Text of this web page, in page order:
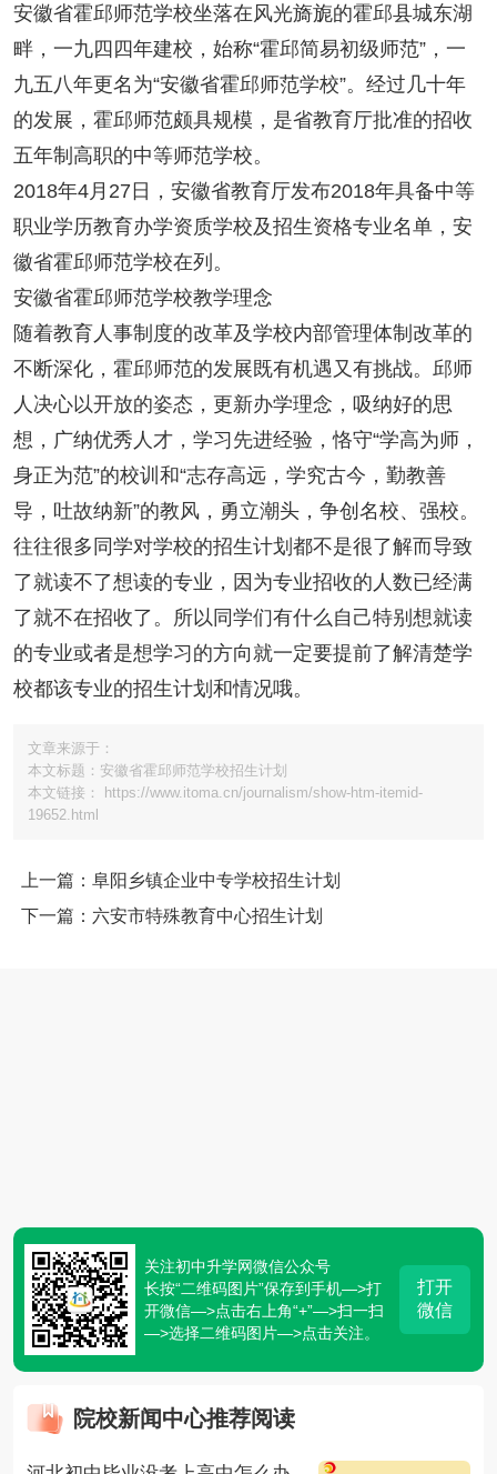
安徽省霍邱师范学校坐落在风光旖旎的霍邱县城东湖
畔，一九四四年建校，始称“霍邱简易初级师范”，一
九五八年更名为“安徽省霍邱师范学校”。经过几十年
的发展，霍邱师范颇具规模，是省教育厅批准的招收
五年制高职的中等师范学校。
2018年4月27日，安徽省教育厅发布2018年具备中等
职业学历教育办学资质学校及招生资格专业名单，安
徽省霍邱师范学校在列。
安徽省霍邱师范学校教学理念
随着教育人事制度的改革及学校内部管理体制改革的
不断深化，霍邱师范的发展既有机遇又有挑战。邱师
人决心以开放的姿态，更新办学理念，吸纳好的思
想，广纳优秀人才，学习先进经验，恪守“学高为师，
身正为范”的校训和“志存高远，学究古今，勤教善
导，吐故纳新”的教风，勇立潮头，争创名校、强校。
往往很多同学对学校的招生计划都不是很了解而导致
了就读不了想读的专业，因为专业招收的人数已经满
了就不在招收了。所以同学们有什么自己特别想就读
的专业或者是想学习的方向就一定要提前了解清楚学
校都该专业的招生计划和情况哦。
文章来源于：
本文标题：安徽省霍邱师范学校招生计划
本文链接： https://www.itoma.cn/journalism/show-htm-itemid-
19652.html
上一篇：阜阳乡镇企业中专学校招生计划
下一篇：六安市特殊教育中心招生计划
关注初中升学网微信公众号
长按“二维码图片”保存到手机—>打
开微信—>点击右上角“+”—>扫一扫
—>选择二维码图片—>点击关注。
打开
微信
院校新闻中心推荐阅读